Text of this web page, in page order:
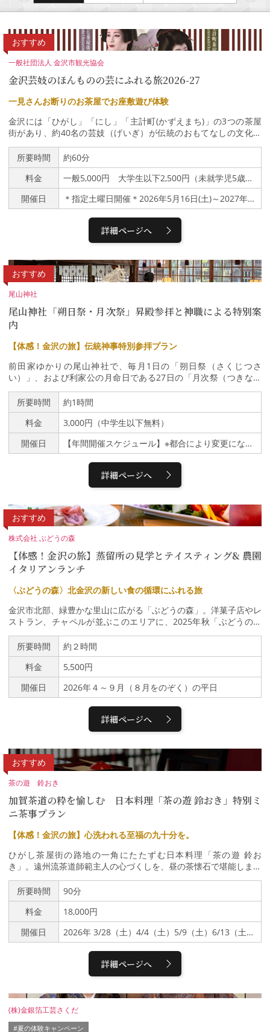
金沢芸妓のほんものの芸にふれる旅2026-27
一般社団法人 金沢市観光協会
一見さんお断りのお茶屋でお座敷遊び体験
金沢には「ひがし」「にし」「主計町(かずえまち)」の3つの茶屋
街があり、約40名の芸妓（げいぎ）が伝統のおもてなしの文化を
継承しています。 金沢のお茶屋さんは、本来、一見さんお断りで
すが、金沢市ではお茶屋文化の継承を目的に どなたでも参加でき
る特別な体験プランを行っています。 【内容】芸妓の舞やお座敷
太鼓の鑑賞 お座敷遊び体験 〈※日本語のみ〉◎ご参加の皆様へ
＜注意事項＞金沢の茶屋街のお茶屋は、芸妓が常連のお客様をおも
てなしする場所であり、通常、常連のお客様方のご紹介を通じての
の継承を目的に金沢市と金沢市観光協会がお茶屋に特別なご協力を
いただいて実施しているものです。■お茶屋の室内を汚さないよう
は替えのものをご用意ください。■会場のお座敷は二階にあり、エ
レベーターはございません。■和室で座布団の上にお座りいただき
ます。正座の必要はありません。■お茶屋や芸妓、他のお客様に迷
惑な行為をする方は退出していただく場合があります。■未就学児
のご参加、入室はお断りしております。■個人情報保護に関するお
知らせお客様からいただいた個人情報は、この企画の手配・運営、
精算、統計の目的でのみ使用いたします。当協会は、お客様の個人
情報を適切に管理するために、個人情報保護方針および個人情報保
護規定を定めております。■当協会に故意または重大な過失のある
場合を除き、当企画に関連して生じた損害や怪我等について、一切
の責任を負いません。■お申込みいただいた時点で、上記の参加条
件および内容をお読みいただき、ご承諾をいただいたものと扱わせ
ていただきます。※英語の通訳ガイド付き体験プランをご希望の場
合は、こちら（Kanazawa Geiko Experience）からお申込みをお
願いします。
所要時間
約60分
料金
一般5,000円 大学生以下2,500円（未就学児5歳以下不可）
開催日
＊指定土曜日開催＊2026年5月16日(土)～2027年3月20日(土) 7月、8月および年末年始は除く
詳細ページへ
おすすめ
尾山神社「朔日祭・月次祭」昇殿参拝と神職による特別案
内
尾山神社
【体感！金沢の旅】伝統神事特別参拝プラン
前田家ゆかりの尾山神社で、毎月1日の「朔日祭（さくじつさ
い）」、および利家公の月命日である27日の「月次祭（つきなみ
さい）」に参列する特別プランです。 厳かな拝殿にて、お祓いや
巫女舞、玉串拝礼、直会（なおらい）を体験いただいた後、神職が
境内の見どころを詳しくご案内いたします。加賀百万石の歴史と伝
統が息づく聖域で、心洗われるひとときを過ごしてみませんか。伝
統神事への特別参拝（約20分）通常一般のお客様は参拝できな
い、毎月1日の「朔日祭」または27日の「月次祭」の神事に参列
し、お祓い、巫女舞の奉納、玉串拝礼、そして神酒をいただく直会
まで、一連の神事を本格的に体験いただけます。境内の特別案内
（約30分）神職の解説とともに、境内の貴重な文化財を巡りま
す。明治8年に「万民その美観を仰望して知らず知らずに参拝した
くなる神門を」という合言葉のもと明治8年に創建された擬洋風建
築の特異な神門（国指定重要文化財）をはじめ、前田家邸宅時代の
貴重な遺構を残す梅花欄間彫刻・折上格天井が美しい拝殿、現在復
元中の金沢城二の丸御殿から移築された東神門、さらには前田家最
後の作庭といわれる「楽器の庭」と称される神苑まで、尾山神社の
見どころを余すことなくご案内いたします。参加された方々からは
「大変興味深い内容で、貴重な時間になりました。誰かに話したく
なるような内容でした」「厳かながら和やかな良いプランでした」
「普段尾山神社に訪れても知りえなかったことを知ることができて
嬉しかったです」「尾山神社のみならず、一般的な神社の楽しみ方
も学べました」などの感想をいただいております。※最少催行人数
5名に満たない場合は、境内の案内はいたしません。尾山神社加賀
藩祖・前田利家公と正室・お松の方を祀る由緒ある神社。和漢洋の
様式が融合し、ギヤマンが輝く「神門」は国の重要文化財に指定さ
れています。拝殿は、金沢城内にあった旧金谷御殿を移築したもの
で、随所に加賀文化の粋が凝らされています。夫婦円満や縁結び、
必勝祈願の神として、国内外から多くの参拝者が訪れる金沢の象徴
です。
所要時間
約1時間
料金
3,000円（中学生以下無料）
開催日
【年間開催スケジュール】※都合により変更になる場合があります。1月27日／2月1日・27日／3月1日・27日／5月1日・27日／6月1日・27日／7月1日・27日／8月1日・27日／9月1日・27日／10月1日・27日／11月1日・27日／12月1日・27日
詳細ページへ
おすすめ
【体感！金沢の旅】蒸留所の見学とテイスティング& 農園
イタリアンランチ
株式会社 ぶどうの森
〈ぶどうの森〉北金沢の新しい食の循環にふれる旅
金沢市北部、緑豊かな里山に広がる「ぶどうの森」。洋菓子店やレ
ストラン、チャペルが並ぶこのエリアに、2025年秋「ぶどうの森
蒸留所」を中心に新たな循環を図る「MORI NO NIWA」が誕生し
ました。本ツアーでは、MORI NO NIWAの取り組みを間近で見学
し、ぶどう棚に包まれた開放的な空間で、自社農園の野菜や自家製
ジビエソーセージを使った特別ランチをご堪能いただきます。心と
お腹が満たされるひとときをお楽しみください。ぶどう園が守る、
里山の豊かな営み。 以前は豊かな水田地帯だった周辺地域の荒廃
ます。料理の一皿をイメージした円形の農園「ラシェット」を散策
すれば、蓮根畑や果樹林が織りなす四季折々の表情や、人と農、そ
内はこちらから）MORI NO NIWA「ぶどうの森蒸留所」見学MOR
I NO NIWAでは、耕作放棄地を再生し、そこで育てた花やハーブ
を原料として、ソムリエでもある蒸留家がクラフトジンやトニック
ウォーターを製造しています。2025年に新設された「ぶどうの森
蒸留所」をいち早く見学。こだわりの一杯をテイスティングで味わ
い、北金沢の豊かな土地の恵みを感じて下さい。（MORI NO NIW
AのInstagramはこちらから）農園レストランのイタリアンランチ
天井や窓の外に広がる、美しいぶどう棚を眺めながらのランチタイ
ム。敷地内の自社農園で栽培した新鮮野菜を主役にしたサラダブッ
フェ（食べ放題）、県内で捕獲された猪肉を使ったハムやソーセー
ジ（前菜）、地物素材のパスタやピッツァなど、この土地の恵みを
凝縮したイタリアンをご用意します。行程10：15 ぶどうの森・
本店 集合 → 農園と蒸留所見学（約75分）*→イタリアンカフ
ェでランチ（約60分）→ 12：30 現地解散*荒天の場合は農園散
策を中止し、蒸留所見学のみになります。
所要時間
約２時間
料金
5,500円
開催日
2026年４～９月（８月をのぞく）の平日
詳細ページへ
おすすめ
加賀茶道の粋を愉しむ 日本料理「茶の遊 鈴おき」特別ミ
ニ茶事プラン
茶の遊 鈴おき
【体感！金沢の旅】心洗われる至福の九十分を。
ひがし茶屋街の路地の一角にたたずむ日本料理「茶の遊 鈴お
き」。遠州流茶道師範主人の心づくしを、昼の茶懐石で堪能しませ
んか。 地元の旬を活かした料理を味わった後は、銅鑼（どら）の
音に誘われ茶席へ。本来は数時間におよぶ正式な「茶事（ちゃ
じ）」の流れを初心者の方でも気軽に、かつ本格的に茶の湯の世界
をお楽しみいただけます。茶の遊 鈴おき遠州流茶道師範・鈴置宗
善（すずおき そうぜん）氏が営む、茶道と美食が融合する日本料
理店。白山市で多くの食通や茶人に愛された名料亭「お料理鈴お
き」を2025年7月、ひがし茶屋街へ移転。築120年の茶屋建築を再
生した空間で、金沢の茶の湯と豊かな食文化を世界へ発信していま
す。ミニ茶懐石コースカウンター席、または和室のテーブル席に
て、地元の厳選食材を用いた懐石料理を。店主による作法や料理の
解説とともに、五感で旬を味わうひとときです。お品書き： 向
付、汁、ご飯、焚合、焼物、八寸、お菓子聞香・薄茶席料理の後
は、銅鑼の音を合図に茶席へ。まずは香炉を回して心静かにお香の
香りを鑑賞する「聞香」で身を清めます。その後、薄茶を、季節の
所要時間
90分
料金
18,000円
開催日
2026年 3/28（土）4/4（土）5/9（土）6/13（土）7/11（土）8/8（土）9/5（土）
詳細ページへ
おすすめ
(株)金銀箔工芸さくだ
#夏の体験キャンペーン